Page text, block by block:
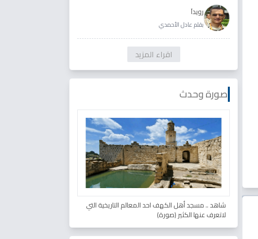
رويداَ
بقلم عادل الأحمدي
اقراء المزيد
صورة وحدث
شاهد .. مسجد أهل الكهف احد المعالم التاريخية التي
لاتعرف عنها الكثير (صورة)